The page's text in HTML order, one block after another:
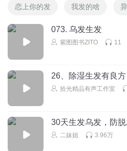
恋上你的发 我发的啥
073. 乌发生发
紫图图书ZITO 11
26、除湿生发有良方
拾光精品有声工作室
30天生发乌发，防
二妹姐 3.96万